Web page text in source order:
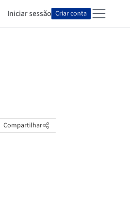
Iniciar sessão Criar conta
Compartilhar